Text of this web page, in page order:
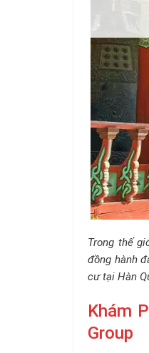
Trong thế
đồng hành
cư tại Hàn
Khám
Group